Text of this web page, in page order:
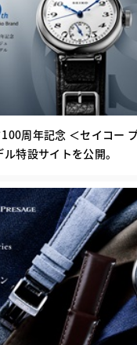
周年記念 ＜セイコー
特設サイトを公開。